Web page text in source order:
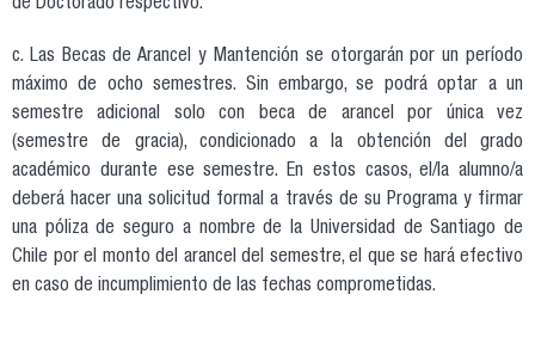
de Doctorado respectivo.
c. Las Becas de Arancel y Mantención se otorgarán por un período
máximo de ocho semestres. Sin embargo, se podrá optar a un
semestre adicional solo con beca de arancel por única vez
(semestre de gracia), condicionado a la obtención del grado
académico durante ese semestre. En estos casos, el/la alumno/a
deberá hacer una solicitud formal a través de su Programa y firmar
una póliza de seguro a nombre de la Universidad de Santiago de
Chile por el monto del arancel del semestre, el que se hará efectivo
en caso de incumplimiento de las fechas comprometidas.